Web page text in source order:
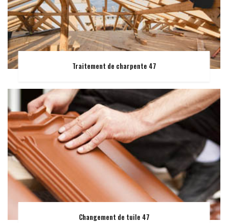
Traitement de charpente 47
Changement de tuile 47